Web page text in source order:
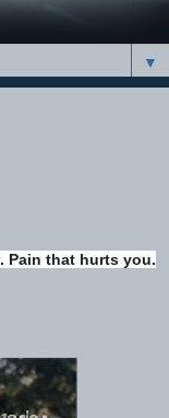
▼
Pain that hurts you.